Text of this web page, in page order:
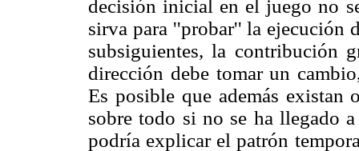
decisión inicial en el juego no
sirva para ''probar'' la ejecución
subsiguientes, la contribución
dirección debe tomar un
Es posible que además existan
sobre todo si no se ha llegado
podría explicar el patrón